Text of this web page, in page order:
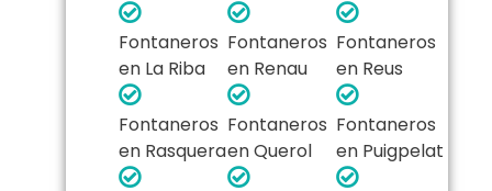
Fontaneros
en La Riba
Fontaneros
en Renau
Fontaneros
en Reus
Fontaneros
en Rasquera
Fontaneros
en Querol
Fontaneros
en Puigpelat